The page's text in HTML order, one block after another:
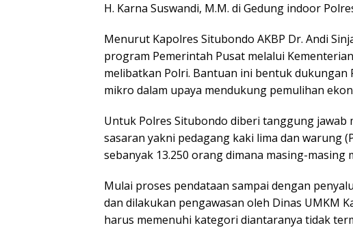
H. Karna Suswandi, M.M. di Gedung indoor
Menurut Kapolres Situbondo AKBP Dr. Andi
program Pemerintah Pusat melalui
melibatkan Polri. Bantuan ini bentuk dukungan
mikro dalam upaya mendukung pemulihan
Untuk Polres Situbondo diberi tanggung jawab
sasaran yakni pedagang kaki lima dan warung
sebanyak 13.250 orang dimana masing-masing
Mulai proses pendataan sampai dengan
dan dilakukan pengawasan oleh Dinas UMKM
harus memenuhi kategori diantaranya tidak